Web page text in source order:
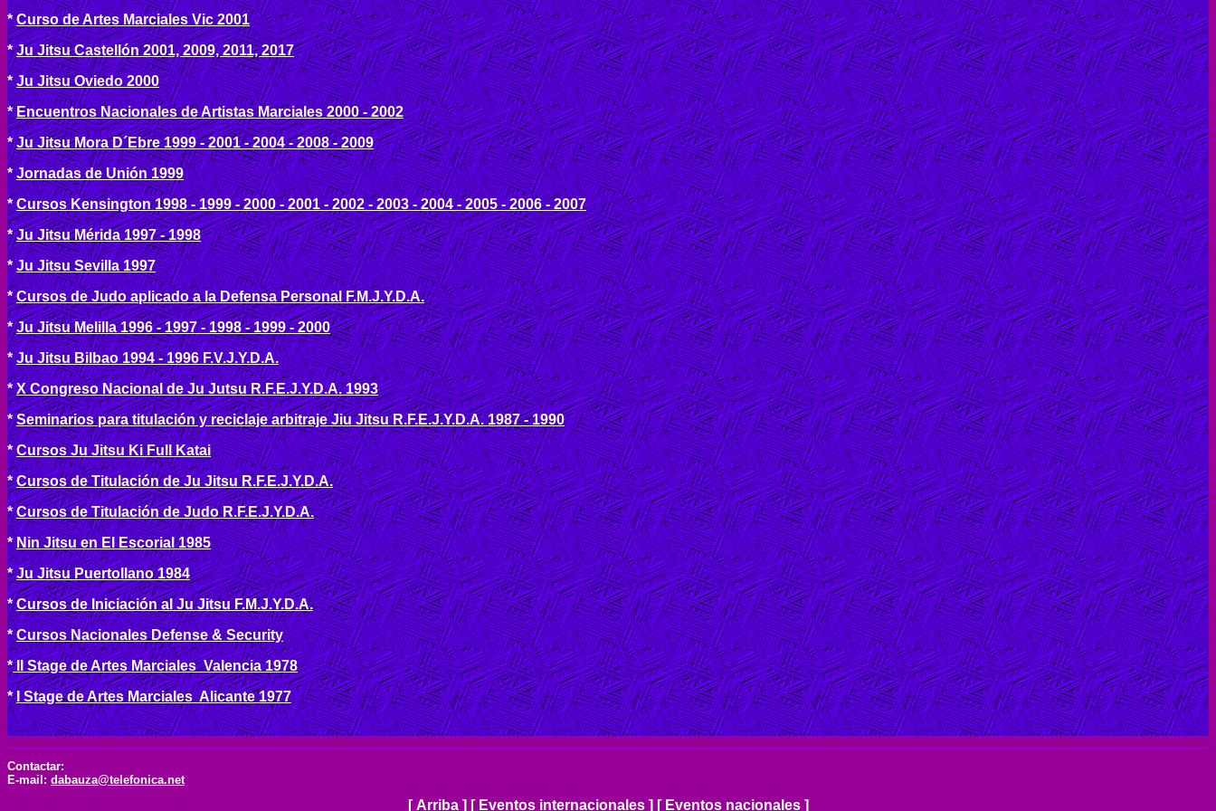
*Curso de Artes Marciales Vic 2001
*Ju Jitsu Castellón 2001, 2009, 2011, 2017
*Ju Jitsu Oviedo 2000
*Encuentros Nacionales de Artistas Marciales 2000 - 2002
*Ju Jitsu Mora D´Ebre 1999 - 2001 - 2004 - 2008 - 2009
*Jornadas de Unión 1999
*Cursos Kensington 1998 - 1999 - 2000 - 2001 - 2002 - 2003 - 2004 - 2005 - 2006 - 2007
*Ju Jitsu Mérida 1997 - 1998
*Ju Jitsu Sevilla 1997
*Cursos de Judo aplicado a la Defensa Personal F.M.J.Y.D.A.
*Ju Jitsu Melilla 1996 - 1997 - 1998 - 1999 - 2000
*Ju Jitsu Bilbao 1994 - 1996 F.V.J.Y.D.A.
*X Congreso Nacional de Ju Jutsu R.F.E.J.Y.D.A. 1993
*Seminarios para titulación y reciclaje arbitraje Jiu Jitsu R.F.E.J.Y.D.A. 1987 - 1990
*Cursos Ju Jitsu Ki Full Katai
*Cursos de Titulación de Ju Jitsu R.F.E.J.Y.D.A.
*Cursos de Titulación de Judo R.F.E.J.Y.D.A.
*Nin Jitsu en El Escorial 1985
*Ju Jitsu Puertollano 1984
*Cursos de Iniciación al Ju Jitsu F.M.J.Y.D.A.
*Cursos Nacionales Defense & Security
*II Stage de Artes Marciales Valencia 1978
*I Stage de Artes Marciales Alicante 1977
Contactar:
E-mail: dabauza@telefonica.net
[Arriba] [ Eventos internacionales] [ Eventos nacionales ]